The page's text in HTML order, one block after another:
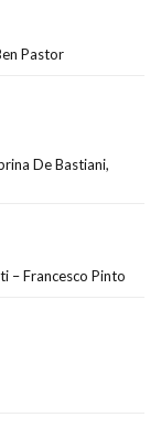
Pastor
De Bastiani,
– Francesco Pinto